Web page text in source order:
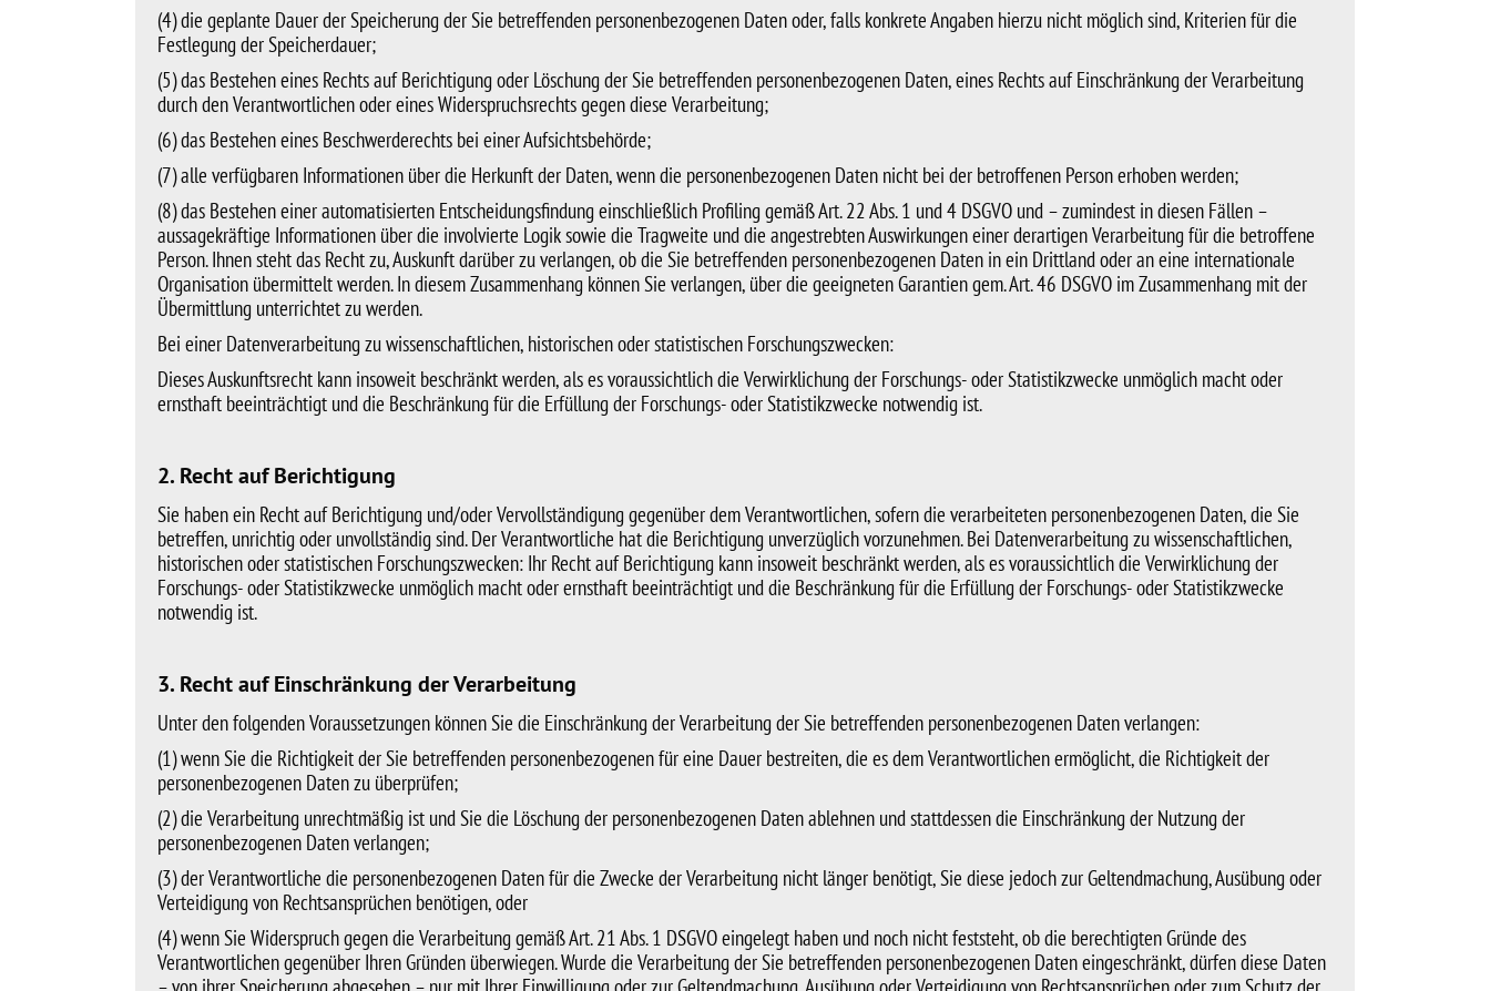
(4) die geplante Dauer der Speicherung der Sie betreffenden personenbezogenen Daten oder, falls konkrete Angaben hierzu nicht möglich sind, Kriterien für die
Festlegung der Speicherdauer;
(5) das Bestehen eines Rechts auf Berichtigung oder Löschung der Sie betreffenden personenbezogenen Daten, eines Rechts auf Einschränkung der Verarbeitung
durch den Verantwortlichen oder eines Widerspruchsrechts gegen diese Verarbeitung;
(6) das Bestehen eines Beschwerderechts bei einer Aufsichtsbehörde;
(7) alle verfügbaren Informationen über die Herkunft der Daten, wenn die personenbezogenen Daten nicht bei der betroffenen Person erhoben werden;
(8) das Bestehen einer automatisierten Entscheidungsfindung einschließlich Profiling gemäß Art. 22 Abs. 1 und 4 DSGVO und – zumindest in diesen Fällen –
aussagekräftige Informationen über die involvierte Logik sowie die Tragweite und die angestrebten Auswirkungen einer derartigen Verarbeitung für die betroffene
Person. Ihnen steht das Recht zu, Auskunft darüber zu verlangen, ob die Sie betreffenden personenbezogenen Daten in ein Drittland oder an eine internationale
Organisation übermittelt werden. In diesem Zusammenhang können Sie verlangen, über die geeigneten Garantien gem. Art. 46 DSGVO im Zusammenhang mit der
Übermittlung unterrichtet zu werden.
Bei einer Datenverarbeitung zu wissenschaftlichen, historischen oder statistischen Forschungszwecken:
Dieses Auskunftsrecht kann insoweit beschränkt werden, als es voraussichtlich die Verwirklichung der Forschungs- oder Statistikzwecke unmöglich macht oder
ernsthaft beeinträchtigt und die Beschränkung für die Erfüllung der Forschungs- oder Statistikzwecke notwendig ist.
2. Recht auf Berichtigung
Sie haben ein Recht auf Berichtigung und/oder Vervollständigung gegenüber dem Verantwortlichen, sofern die verarbeiteten personenbezogenen Daten, die Sie
betreffen, unrichtig oder unvollständig sind. Der Verantwortliche hat die Berichtigung unverzüglich vorzunehmen. Bei Datenverarbeitung zu wissenschaftlichen,
historischen oder statistischen Forschungszwecken: Ihr Recht auf Berichtigung kann insoweit beschränkt werden, als es voraussichtlich die Verwirklichung der
Forschungs- oder Statistikzwecke unmöglich macht oder ernsthaft beeinträchtigt und die Beschränkung für die Erfüllung der Forschungs- oder Statistikzwecke
notwendig ist.
3. Recht auf Einschränkung der Verarbeitung
Unter den folgenden Voraussetzungen können Sie die Einschränkung der Verarbeitung der Sie betreffenden personenbezogenen Daten verlangen:
(1) wenn Sie die Richtigkeit der Sie betreffenden personenbezogenen für eine Dauer bestreiten, die es dem Verantwortlichen ermöglicht, die Richtigkeit der
personenbezogenen Daten zu überprüfen;
(2) die Verarbeitung unrechtmäßig ist und Sie die Löschung der personenbezogenen Daten ablehnen und stattdessen die Einschränkung der Nutzung der
personenbezogenen Daten verlangen;
(3) der Verantwortliche die personenbezogenen Daten für die Zwecke der Verarbeitung nicht länger benötigt, Sie diese jedoch zur Geltendmachung, Ausübung oder
Verteidigung von Rechtsansprüchen benötigen, oder
(4) wenn Sie Widerspruch gegen die Verarbeitung gemäß Art. 21 Abs. 1 DSGVO eingelegt haben und noch nicht feststeht, ob die berechtigten Gründe des
Verantwortlichen gegenüber Ihren Gründen überwiegen. Wurde die Verarbeitung der Sie betreffenden personenbezogenen Daten eingeschränkt, dürfen diese Daten